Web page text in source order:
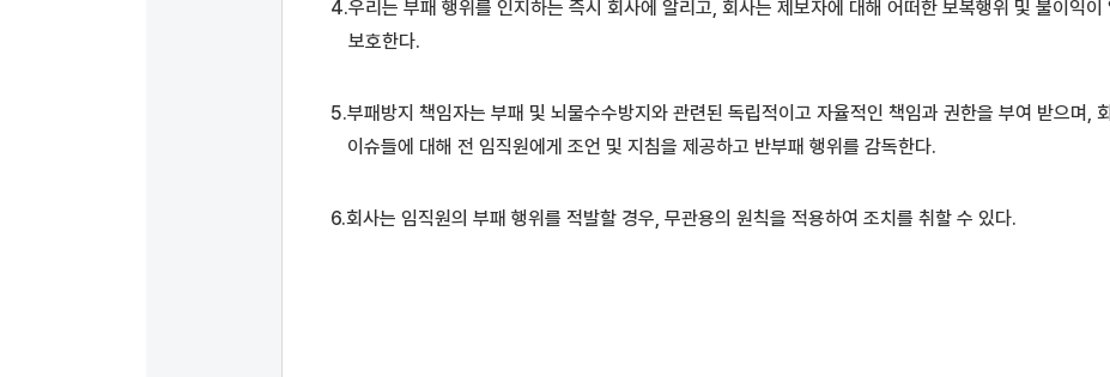
우리는 부패 행위를 인지하는 즉시 회사에 알리고, 회사는 제보자에 대해 어떠한 보복행위 및 불이익이
보호한다.
부패방지 책임자는 부패 및 뇌물수수방지와 관련된 독립적이고 자율적인 책임과 권한을 부여 받으며,
이슈들에 대해 전 임직원에게 조언 및 지침을 제공하고 반부패 행위를 감독한다.
회사는 임직원의 부패 행위를 적발할 경우, 무관용의 원칙을 적용하여 조치를 취할 수 있다.